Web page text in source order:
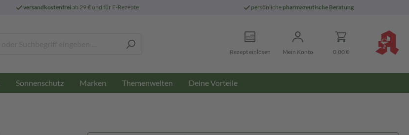
versandkostenfreiab 29 € und für E-Rezepte persönliche pharmazeutische Beratung
Rezept einlösen Mein Konto 0,00 €
Sonnenschutz Marken Themenwelten Deine Vorteile